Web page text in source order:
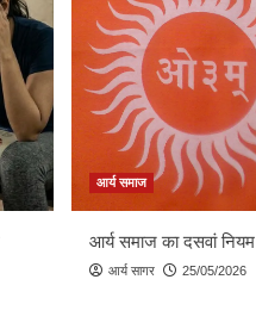
आर्य समाज
आर्य समाज का दसवां नियम
आर्य सागर 25/05/2026